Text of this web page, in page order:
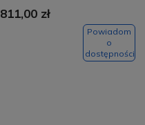
811,00 zł
Powiadom
o
dostępności